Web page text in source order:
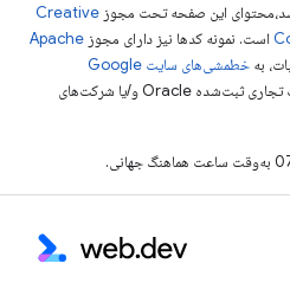
این صفحه تحت مجوزCreative
نمونه کدها نیز دارای مجوزApache
خطمشی‌های سایت Google
مراجعه کنید. جاوا علامت تجاری ثبت‌شده Oracle و/یا شرکت‌های